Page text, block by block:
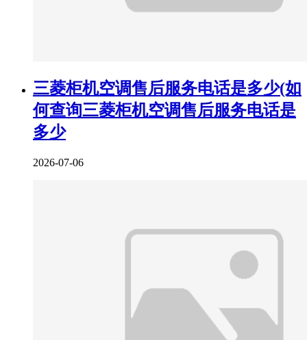
三菱柜机空调售后服务电话是多少(如
何查询三菱柜机空调售后服务电话是
多少
2026-07-06